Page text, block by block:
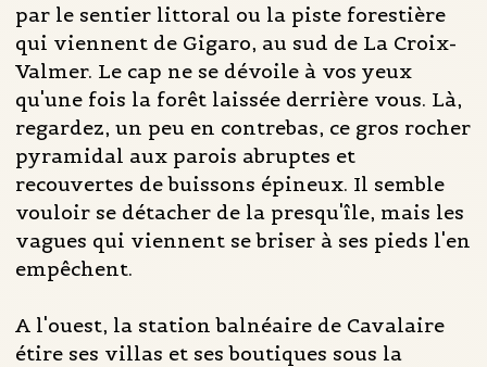
par le sentier littoral ou la piste forestière
qui viennent de Gigaro, au sud de La Croix-
Valmer. Le cap ne se dévoile à vos yeux
qu'une fois la forêt laissée derrière vous. Là,
regardez, un peu en contrebas, ce gros rocher
pyramidal aux parois abruptes et
recouvertes de buissons épineux. Il semble
vouloir se détacher de la presqu'île, mais les
vagues qui viennent se briser à ses pieds l'en
empêchent.
A l'ouest, la station balnéaire de Cavalaire
étire ses villas et ses boutiques sous la